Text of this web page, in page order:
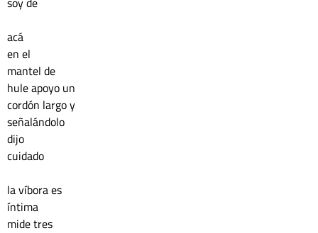
acá
en el
mantel de
hule apoyo un
cordón largo y
señalándolo
dijo
cuidado
la víbora es
íntima
mide tres